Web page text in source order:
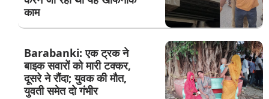
काम
Barabanki: एक ट्रक ने
बाइक सवारों को मारी टक्कर,
दूसरे ने रौंदा; युवक की मौत,
युवती समेत दो गंभीर